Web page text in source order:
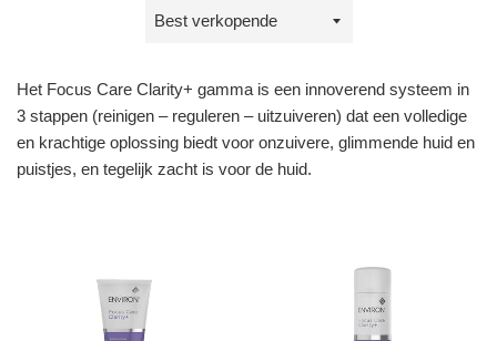
Sorteer
Het Focus Care Clarity+ gamma is een innoverend systeem in
3 stappen (reinigen – reguleren – uitzuiveren) dat een volledige
en krachtige oplossing biedt voor onzuivere, glimmende huid en
puistjes, en tegelijk zacht is voor de huid.